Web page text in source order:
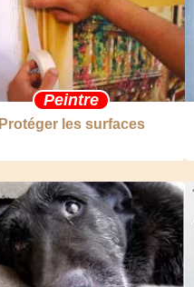
Peintre
Protéger les surfaces